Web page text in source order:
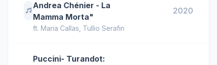
Andrea Chénier - La
Mamma Morta"
ft.Maria Callas Tullio Serafin
2020
Puccini- Turandot: